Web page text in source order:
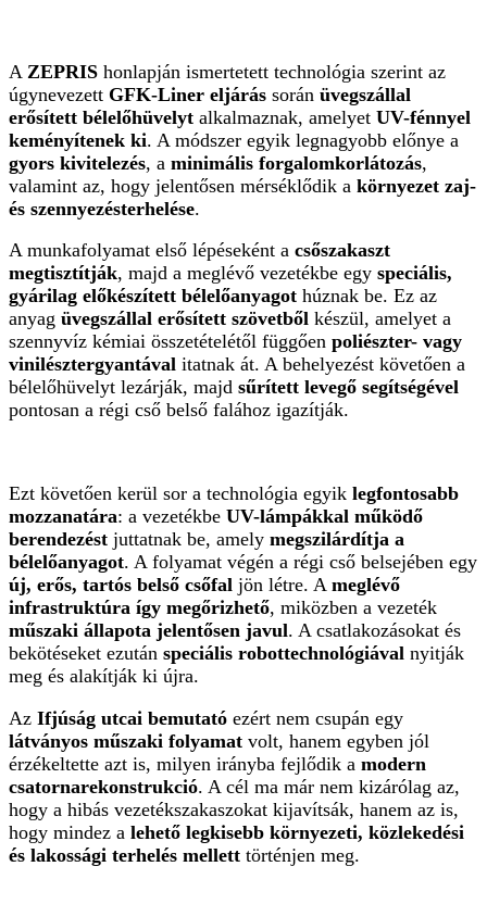
A ZEPRIS honlapján ismertetett technológia szerint az
úgynevezett GFK-Liner eljárás során üvegszállal
erősített bélelőhüvelyt alkalmaznak, amelyet UV-fénnyel
keményítenek ki. A módszer egyik legnagyobb előnye a
gyors kivitelezés, a minimális forgalomkorlátozás,
valamint az, hogy jelentősen mérséklődik a környezet zaj-
és szennyezésterhelése.
A munkafolyamat első lépéseként a csőszakaszt
megtisztítják, majd a meglévő vezetékbe egy speciális,
gyárilag előkészített bélelőanyagot húznak be. Ez az
anyag üvegszállal erősített szövetből készül, amelyet a
szennyvíz kémiai összetételétől függően poliészter- vagy
vinilésztergyantával itatnak át. A behelyezést követően a
bélelőhüvelyt lezárják, majd sűrített levegő segítségével
pontosan a régi cső belső falához igazítják.
Ezt követően kerül sor a technológia egyik legfontosabb
mozzanatára: a vezetékbe UV-lámpákkal működő
berendezést juttatnak be, amely megszilárdítja a
bélelőanyagot. A folyamat végén a régi cső belsejében egy
új, erős, tartós belső csőfal jön létre. A meglévő
infrastruktúra így megőrizhető, miközben a vezeték
műszaki állapota jelentősen javul. A csatlakozásokat és
bekötéseket ezután speciális robottechnológiával nyitják
meg és alakítják ki újra.
Az Ifjúság utcai bemutató ezért nem csupán egy
látványos műszaki folyamat volt, hanem egyben jól
érzékeltette azt is, milyen irányba fejlődik a modern
csatornarekonstrukció. A cél ma már nem kizárólag az,
hogy a hibás vezetékszakaszokat kijavítsák, hanem az is,
hogy mindez a lehető legkisebb környezeti, közlekedési
és lakossági terhelés mellett történjen meg.